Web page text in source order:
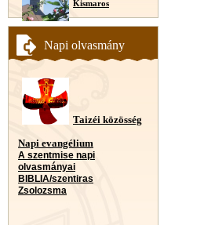
Kismaros
Napi olvasmány
Taizéi közösség
Napi evangélium
A szentmise napi
olvasmányai
BIBLIA/szentiras
Zsolozsma